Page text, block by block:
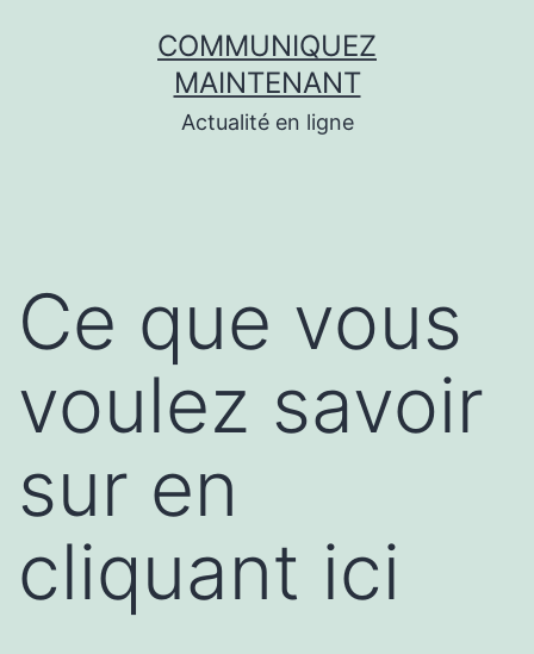
COMMUNIQUEZ
MAINTENANT
Actualité en ligne
Ce que vous
voulez savoir
sur en
cliquant ici